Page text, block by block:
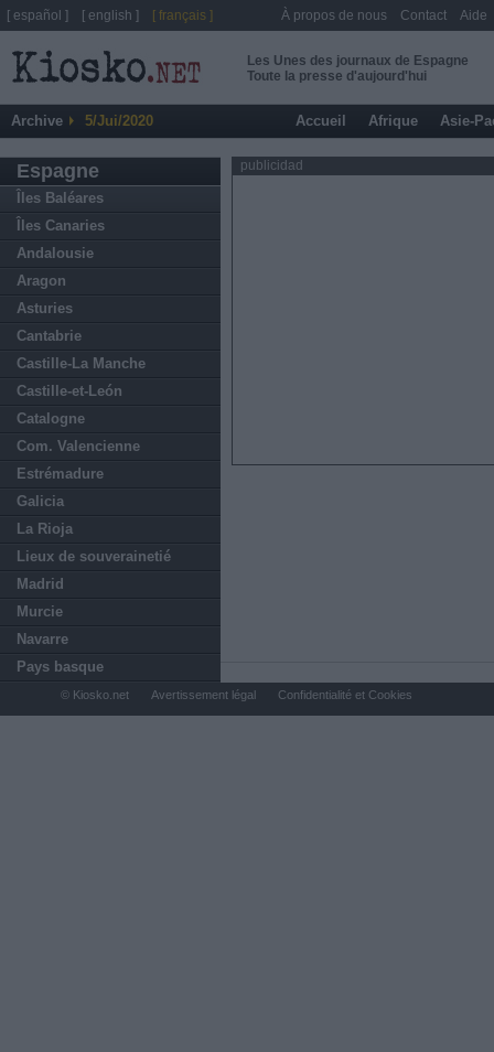
Les Unes des journaux de Espagne
Toute la presse d'aujourd'hui
Archive 5/Jui/2020 Accueil Afrique Asie-
Espagne
Îles Baléares
Îles Canaries
Andalousie
Aragon
Asturies
Cantabrie
Castille-La Manche
Castille-et-León
Catalogne
Com. Valencienne
Estrémadure
Galicia
La Rioja
Lieux de souverainetié
Madrid
Murcie
Navarre
Pays basque
publicidad
[ español ] [ english ] [ français ] À propos de nous Contact Aide
© Kiosko.net Avertissement légal Confidentialité et Cookies